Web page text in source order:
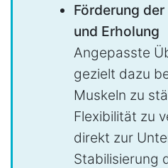
Förderung
und Erholung
Angepasste
gezielt dazu
Muskeln zu
Flexibilität zu
direkt zur
Stabilisierung